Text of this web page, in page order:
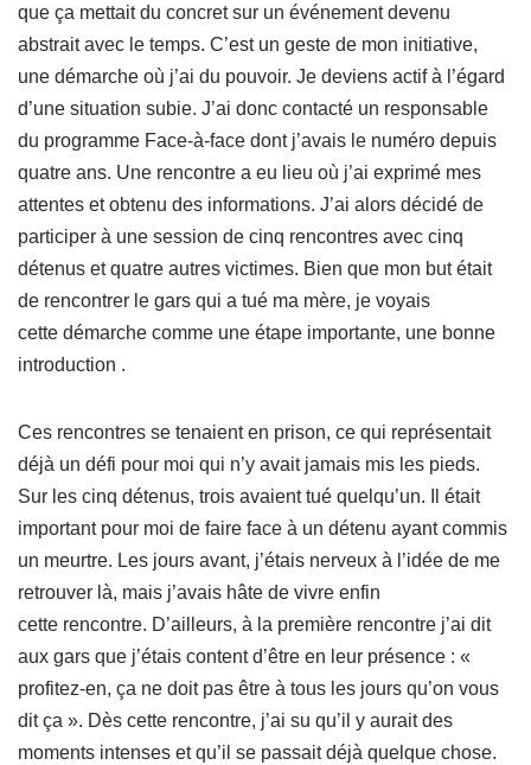
que ça mettait du concret sur un événement devenu
abstrait avec le temps. C’est un geste de mon initiative,
une démarche où j’ai du pouvoir. Je deviens actif à l’égard
d’une situation subie. J’ai donc contacté un responsable
du programme Face-à-face dont j’avais le numéro depuis
quatre ans. Une rencontre a eu lieu où j’ai exprimé mes
attentes et obtenu des informations. J’ai alors décidé de
participer à une session de cinq rencontres avec cinq
détenus et quatre autres victimes. Bien que mon but était
de rencontrer le gars qui a tué ma mère, je voyais
cette démarche comme une étape importante, une bonne
introduction .
Ces rencontres se tenaient en prison, ce qui représentait
déjà un défi pour moi qui n’y avait jamais mis les pieds.
Sur les cinq détenus, trois avaient tué quelqu’un. Il était
important pour moi de faire face à un détenu ayant commis
un meurtre. Les jours avant, j’étais nerveux à l’idée de me
retrouver là, mais j’avais hâte de vivre enfin
cette rencontre. D’ailleurs, à la première rencontre j’ai dit
aux gars que j’étais content d’être en leur présence : «
profitez-en, ça ne doit pas être à tous les jours qu’on vous
dit ça ». Dès cette rencontre, j’ai su qu’il y aurait des
moments intenses et qu’il se passait déjà quelque chose.